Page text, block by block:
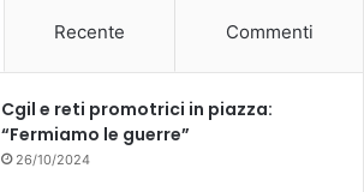
k
Recente Commenti
Cgil e reti promotrici in piazza:
“Fermiamo le guerre”
26/10/2024